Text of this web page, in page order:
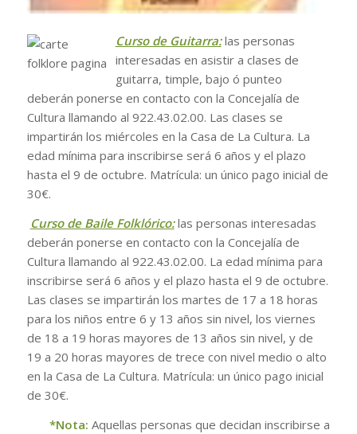
Curso de Guitarra:las personas
interesadas en asistir a clases de
guitarra, timple, bajo ó punteo
deberán ponerse en contacto con la Concejalía de
Cultura llamando al 922.43.02.00. Las clases se
impartirán los miércoles en la Casa de La Cultura. La
edad mínima para inscribirse será 6 años y el plazo
hasta el 9 de octubre. Matrícula: un único pago inicial de
30€.
Curso de Baile Folklórico:las personas interesadas
deberán ponerse en contacto con la Concejalía de
Cultura llamando al 922.43.02.00. La edad mínima para
inscribirse será 6 años y el plazo hasta el 9 de octubre.
Las clases se impartirán los martes de 17 a 18 horas
para los niños entre 6 y 13 años sin nivel, los viernes
de 18 a 19 horas mayores de 13 años sin nivel, y de
19 a 20 horas mayores de trece con nivel medio o alto
en la Casa de La Cultura. Matrícula: un único pago inicial
de 30€.
*Nota: Aquellas personas que decidan inscribirse a